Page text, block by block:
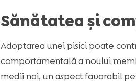
Sănătatea și
Adoptarea unei pisici poate
comportamentală a noului
medii noi, un aspect favorabil